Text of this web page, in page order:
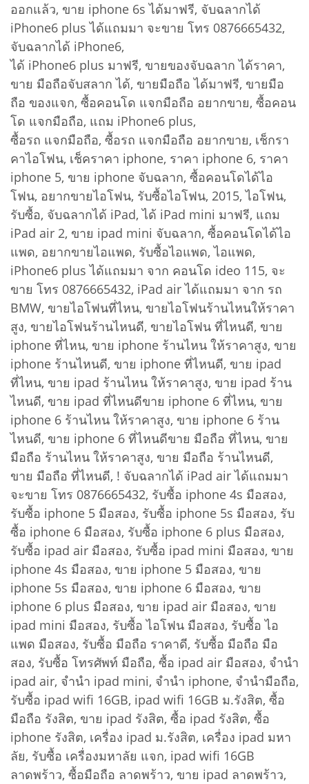
ออกแล้ว, ขาย iphone 6s ได้มาฟรี, จับฉลากได้
iPhone6 plus ได้แถมมา จะขาย โทร 0876665432,
จับฉลากได้ iPhone6,
ได้ iPhone6 plus มาฟรี, ขายของจับฉลาก ได้ราคา,
ขาย มือถือจับสลาก ได้, ขายมือถือ ได้มาฟรี, ขายมือ
ถือ ของแจก, ซื้อคอนโด แจกมือถือ อยากขาย, ซื้อคอน
โด แจกมือถือ, แถม iPhone6 plus,
ซื้อรถ แจกมือถือ, ซื้อรถ แจกมือถือ อยากขาย, เช็กรา
คาไอโฟน, เช็คราคา iphone, ราคา iphone 6, ราคา
iphone 5, ขาย iphone จับฉลาก, ซื้อคอนโดได้ไอ
โฟน, อยากขายไอโฟน, รับซื้อไอโฟน, 2015, ไอโฟน,
รับซื้อ, จับฉลากได้ iPad, ได้ iPad mini มาฟรี, แถม
iPad air 2, ขาย ipad mini จับฉลาก, ซื้อคอนโดได้ไอ
แพด, อยากขายไอแพด, รับซื้อไอแพด, ไอแพด,
iPhone6 plus ได้แถมมา จาก คอนโด ideo 115, จะ
ขาย โทร 0876665432, iPad air ได้แถมมา จาก รถ
BMW, ขายไอโฟนที่ไหน, ขายไอโฟนร้านไหนให้ราคา
สูง, ขายไอโฟนร้านไหนดี, ขายไอโฟน ที่ไหนดี, ขาย
iphone ที่ไหน, ขาย iphone ร้านไหน ให้ราคาสูง, ขาย
iphone ร้านไหนดี, ขาย iphone ที่ไหนดี, ขาย ipad
ที่ไหน, ขาย ipad ร้านไหน ให้ราคาสูง, ขาย ipad ร้าน
ไหนดี, ขาย ipad ที่ไหนดีขาย iphone 6 ที่ไหน, ขาย
iphone 6 ร้านไหน ให้ราคาสูง, ขาย iphone 6 ร้าน
ไหนดี, ขาย iphone 6 ที่ไหนดีขาย มือถือ ที่ไหน, ขาย
มือถือ ร้านไหน ให้ราคาสูง, ขาย มือถือ ร้านไหนดี,
ขาย มือถือ ที่ไหนดี, ! จับฉลากได้ iPad air ได้แถมมา
จะขาย โทร 0876665432, รับซื้อ iphone 4s มือสอง,
รับซื้อ iphone 5 มือสอง, รับซื้อ iphone 5s มือสอง, รับ
ซื้อ iphone 6 มือสอง, รับซื้อ iphone 6 plus มือสอง,
รับซื้อ ipad air มือสอง, รับซื้อ ipad mini มือสอง, ขาย
iphone 4s มือสอง, ขาย iphone 5 มือสอง, ขาย
iphone 5s มือสอง, ขาย iphone 6 มือสอง, ขาย
iphone 6 plus มือสอง, ขาย ipad air มือสอง, ขาย
ipad mini มือสอง, รับซื้อ ไอโฟน มือสอง, รับซื้อ ไอ
แพด มือสอง, รับซื้อ มือถือ ราคาดี, รับซื้อ มือถือ มือ
สอง, รับซื้อ โทรศัพท์ มือถือ, ซื้อ ipad air มือสอง, จำนำ
ipad air, จำนำ ipad mini, จำนำ iphone, จำนำมือถือ,
รับซื้อ ipad wifi 16GB, ipad wifi 16GB ม.รังสิต, ซื้อ
มือถือ รังสิต, ขาย ipad รังสิต, ซื้อ ipad รังสิต, ซื้อ
iphone รังสิต, เครื่อง ipad ม.รังสิต, เครื่อง ipad มหา
ลัย, รับซื้อ เครื่องมหาลัย แจก, ipad wifi 16GB
ลาดพร้าว, ซื้อมือถือ ลาดพร้าว, ขาย ipad ลาดพร้าว,